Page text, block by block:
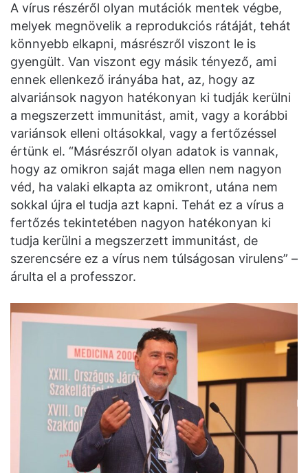
A vírus részéről olyan mutációk mentek végbe,
melyek megnövelik a reprodukciós rátáját, tehát
könnyebb elkapni, másrészről viszont le is
gyengült. Van viszont egy másik tényező, ami
ennek ellenkező irányába hat, az, hogy az
alvariánsok nagyon hatékonyan ki tudják kerülni
a megszerzett immunitást, amit, vagy a korábbi
variánsok elleni oltásokkal, vagy a fertőzéssel
értünk el. “Másrészről olyan adatok is vannak,
hogy az omikron saját maga ellen nem nagyon
véd, ha valaki elkapta az omikront, utána nem
sokkal újra el tudja azt kapni. Tehát ez a vírus a
fertőzés tekintetében nagyon hatékonyan ki
tudja kerülni a megszerzett immunitást, de
szerencsére ez a vírus nem túlságosan virulens” –
árulta el a professzor.